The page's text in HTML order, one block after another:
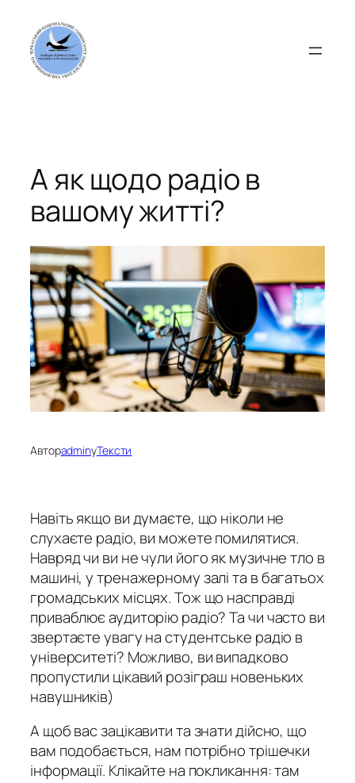
вмісту
А як щодо радіо в
вашому житті?
АвторadminуТексти
Навіть якщо ви думаєте, що ніколи не
слухаєте радіо, ви можете помилятися.
Навряд чи ви не чули його як музичне тло в
машині, у тренажерному залі та в багатьох
громадських місцях. Тож що насправді
приваблює аудиторію радіо? Та чи часто ви
звертаєте увагу на студентське радіо в
університеті? Можливо, ви випадково
пропустили цікавий розіграш новеньких
навушників)
А щоб вас зацікавити та знати дійсно, що
вам подобається, нам потрібно трішечки
інформації. Клікайте на покликання: там